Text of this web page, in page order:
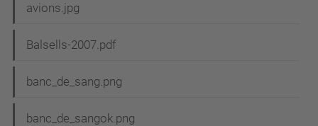
avions.jpg
Balsells-2007.pdf
banc_de_sang.png
banc_de_sangok.png